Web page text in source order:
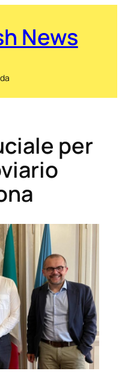
News
per